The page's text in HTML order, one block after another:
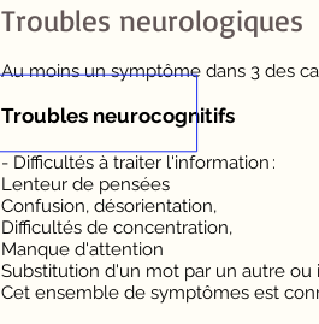
Troubles neurologiques
Au moins un symptôme dans 3 des
Troubles neurocognitifs
- Difficultés à traiter l'information :
Lenteur de pensées
Confusion, désorientation,
Difficultés de concentration,
Manque d'attention
Substitution d'un mot par un autre ou
Cet ensemble de symptômes est